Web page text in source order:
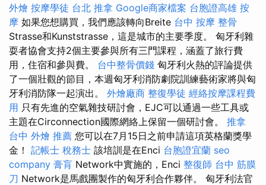
外燴 按摩學徒 台北 推拿 Google商家檔案 台胞證高雄 按
摩 如果您想購買，我們應該轉向Breite 台中 按摩 整骨
Strasse和Kunststrasse，這是城市的主要季度。 匈牙利雜
耍者協會支持2個主要參與所有三門課程，涵蓋了旅行費
用，住宿和參與費。 台中整骨價錢 匈牙利火熱的評論提供
了一個壯觀的節目，本週匈牙利消防劇院訓練藝術家將與匈
牙利消防隊一起演出。 外燴廠商 整復學徒 經絡按摩課程費
用 只有先進的空氣雜技研討會，EJC可以通過一些工具或
主題在Circonnection國際網絡上保留一個研討會。 推拿
台中 外燴 推薦 您可以在7月15日之前申請這項英格蘭獎學
金！ 記帳士 稅務士 該培訓是在Enci 台胞證宜蘭 seo
company 膏肓 Network中實施的，Enci 整復師 台中 筋膜
刀 Network是馬戲團製作的匈牙利合作夥伴。 匈牙利法官